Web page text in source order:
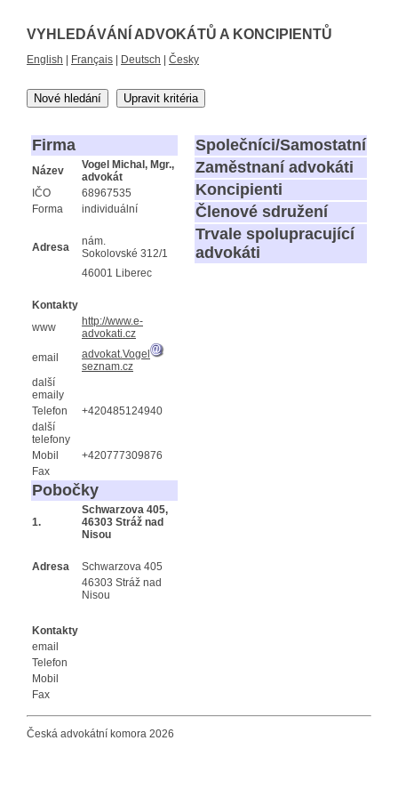
VYHLEDÁVÁNÍ ADVOKÁTŮ A KONCIPIENTŮ
English Français Deutsch Česky
Nové hledání Upravit kritéria
Firma
Název
Vogel Michal, Mgr.,
advokát
IČO
68967535
Forma
individuální
Adresa
nám.
Sokolovské 312/1
46001 Liberec
Kontakty
www
http://www.e-
advokati.cz
email
advokat.Vogel
seznam.cz
další
emaily
Telefon
+420485124940
další
telefony
Mobil
+420777309876
Fax
Pobočky
1.
Schwarzova 405,
46303 Stráž nad
Nisou
Adresa
Schwarzova 405
46303 Stráž nad
Nisou
Kontakty
email
Telefon
Mobil
Fax
Společníci/Samostatní
Zaměstnaní advokáti
Koncipienti
Členové sdružení
Trvale spolupracující
advokáti
Česká advokátní komora 2026